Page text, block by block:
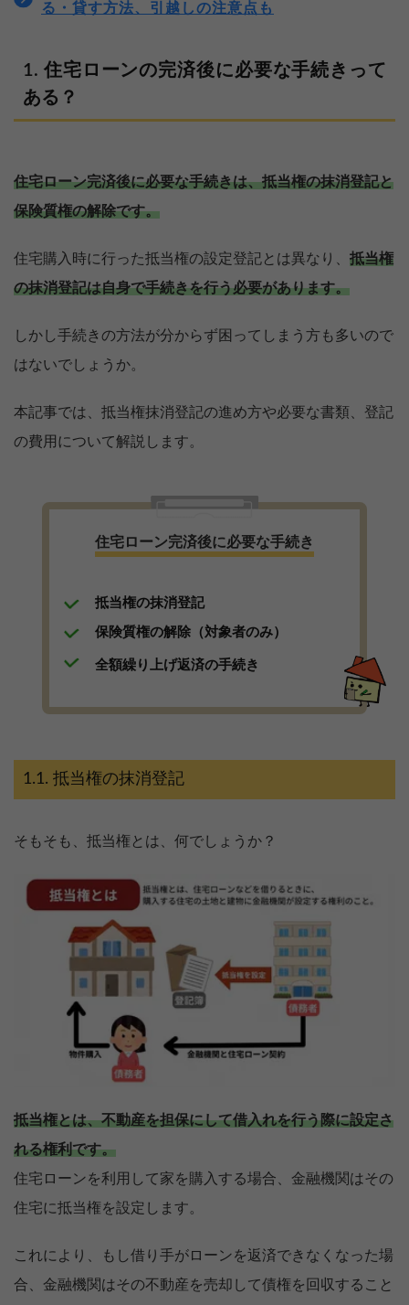
る・貸す方法、引越しの注意点も
住宅ローンの完済後に必要な手続きって
ある？
住宅ローン完済後に必要な手続きは、抵当権の抹消登記と
保険質権の解除です。
住宅購入時に行った抵当権の設定登記とは異なり、 抵当権
の抹消登記は自身で手続きを行う必要があります。
しかし手続きの方法が分からず困ってしまう方も多いので
はないでしょうか。
本記事では、抵当権抹消登記の進め方や必要な書類、登記
の費用について解説します。
住宅ローン完済後に必要な手続き
抵当権の抹消登記
保険質権の解除（対象者のみ）
全額繰り上げ返済の手続き
抵当権の抹消登記
そもそも、抵当権とは、何でしょうか？
抵当権とは、不動産を担保にして借入れを行う際に設定さ
れる権利です。
住宅ローンを利用して家を購入する場合、金融機関はその
住宅に抵当権を設定します。
これにより、もし借り手がローンを返済できなくなった場
合、金融機関はその不動産を売却して債権を回収すること